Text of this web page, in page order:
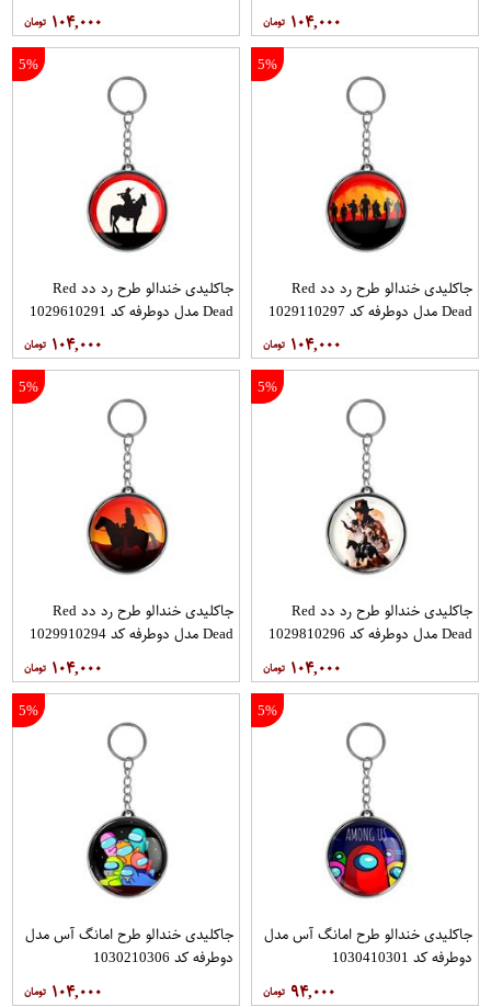
۱۰۴,۰۰۰ ۱۰۴,۰۰۰
5%
جاکلیدی خندالو طرح رد دد Red
Dead مدل دوطرفه کد 1029110297
۱۰۴,۰۰۰
5%
جاکلیدی خندالو طرح رد دد Red
Dead مدل دوطرفه کد 1029610291
۱۰۴,۰۰۰
5%
جاکلیدی خندالو طرح رد دد Red
Dead مدل دوطرفه کد 1029810296
۱۰۴,۰۰۰
5%
جاکلیدی خندالو طرح رد دد Red
Dead مدل دوطرفه کد 1029910294
۱۰۴,۰۰۰
5%
جاکلیدی خندالو طرح امانگ آس مدل
دوطرفه کد 1030410301
۹۴,۰۰۰
5%
جاکلیدی خندالو طرح امانگ آس مدل
دوطرفه کد 1030210306
۱۰۴,۰۰۰